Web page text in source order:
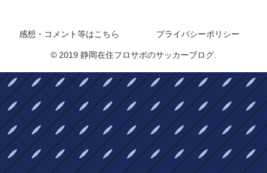
感想・コメント等はこちら プライバシーポリシー
© 2019 静岡在住フロサポのサッカーブログ.